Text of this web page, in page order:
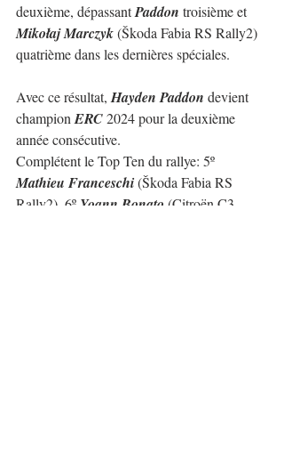
deuxième, dépassant Paddon troisième et
Mikołaj Marczyk (Škoda Fabia RS Rally2)
quatrième dans les dernières spéciales.
Avec ce résultat, Hayden Paddon devient
champion ERC 2024 pour la deuxième
année consécutive.
Complétent le Top Ten du rallye: 5º
Mathieu Franceschi (Škoda Fabia RS
Rally2), 6º Yoann Bonato (Citroën C3